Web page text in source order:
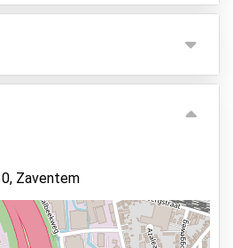
drukte bestaat de
op een alternatieve
dat voor voertuigen die
afmetingen (4,80 m
m hoog), een toeslag van
ter plekke aan de
Zaventem